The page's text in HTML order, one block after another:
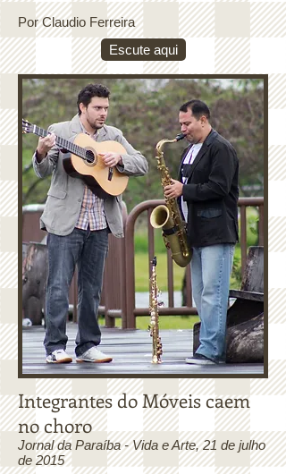
Por Claudio Ferreira
Escute aqui
Integrantes do Móveis caem
no choro
Jornal da Paraíba - Vida e Arte, 21 de julho
de 2015